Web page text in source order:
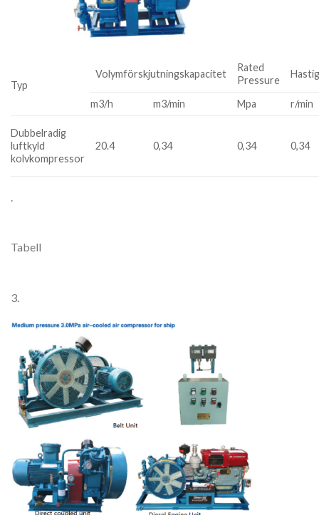
Typ
Volymförskjutningskapacitet
Rated
Pressure
m3/h m3/min Mpa r/min
Dubbelradig
luftkyld
kolvkompressor
20.4 0,34 0,34 0,34
Tabell
3.